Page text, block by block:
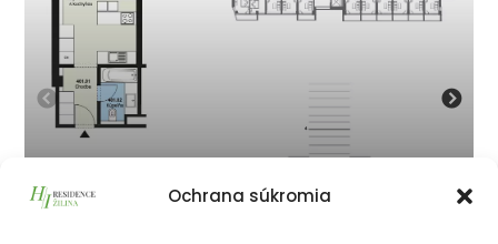
Ochrana súkromia
401